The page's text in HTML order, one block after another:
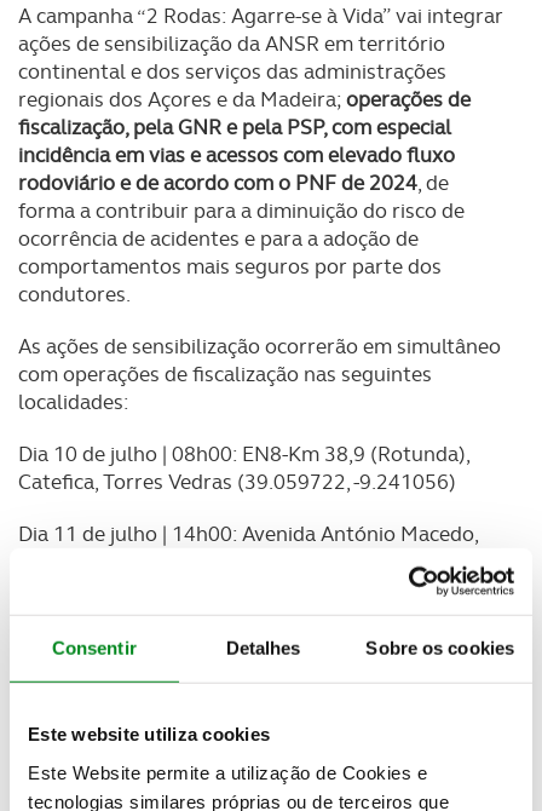
Consentir Detalhes Sobre os cookies
Este website utiliza cookies
Este Website permite a utilização de Cookies e
tecnologias similares próprias ou de terceiros que
A campanha “2 Rodas: Agarre-se à Vida” vai integrar
ações de sensibilização da ANSR em território
continental e dos serviços das administrações
regionais dos Açores e da Madeira;operações de
fiscalização, pela GNR e pela PSP, com especial
incidência em vias e acessos com elevado fluxo
rodoviário e de acordo com o PNF de 2024, de
forma a contribuir para a diminuição do risco de
ocorrência de acidentes e para a adoção de
comportamentos mais seguros por parte dos
condutores.
As ações de sensibilização ocorrerão em simultâneo
com operações de fiscalização nas seguintes
localidades:
Dia 10 de julho | 08h00: EN8-Km 38,9 (Rotunda),
Catefica, Torres Vedras (39.059722, -9.241056)
Dia 11 de julho | 14h00: Avenida António Macedo,
Dia 12 de julho | 08h00: EN1-Rotunda do Picoto,
Santa Maria da Feira (41.010245, -8.554971)
Coimbra (40.194439, -8.405701)
Dia 16 de julho | 09h30: EN109-Km 147,2 – Guia,
Pombal (39.923020, -8.809120)